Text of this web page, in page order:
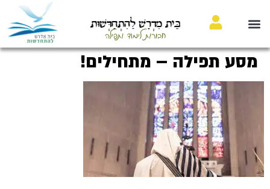
בֵּית מִדְרָשׁ לַהִתְחַדְּשׁוּת
חבורות לימוד ותפילה
מסע תפילה – מתחילים!